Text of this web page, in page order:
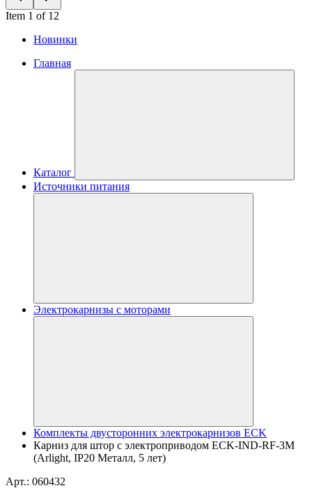
Item 1 of 12
Новинки
Главная
Каталог
Источники питания
Электрокарнизы с моторами
Комплекты двусторонних электрокарнизов ECK
Карниз для штор с электроприводом ECK-IND-RF-3M
(Arlight, IP20 Металл, 5 лет)
Арт.: 060432